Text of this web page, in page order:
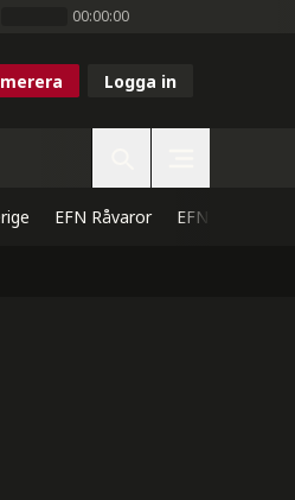
00:00:00
Logga in
EFN Råvaror EFN Direkt